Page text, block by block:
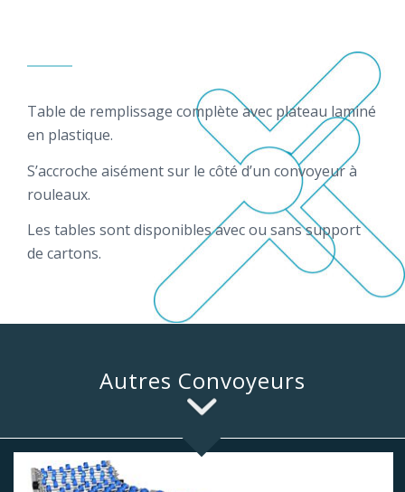
Table de remplissage complète avec plateau laminé
en plastique.
S’accroche aisément sur le côté d’un convoyeur à
rouleaux.
Les tables sont disponibles avec ou sans support
de cartons.
Autres Convoyeurs